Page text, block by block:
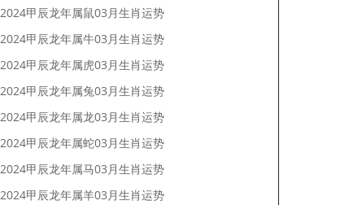
2024甲辰龙年属鼠03月生肖运势
2024甲辰龙年属牛03月生肖运势
2024甲辰龙年属虎03月生肖运势
2024甲辰龙年属兔03月生肖运势
2024甲辰龙年属龙03月生肖运势
2024甲辰龙年属蛇03月生肖运势
2024甲辰龙年属马03月生肖运势
2024甲辰龙年属羊03月生肖运势